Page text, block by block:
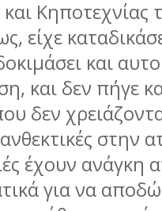
Κηποτεχνίας
είχε
και
και δεν πήγε
δεν
στην
έχουν ανάγκη
για να